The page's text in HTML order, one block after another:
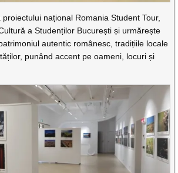
național Romania Student Tour,
a Studenților București și urmărește
autentic românesc, tradițiile locale
punând accent pe oameni, locuri și